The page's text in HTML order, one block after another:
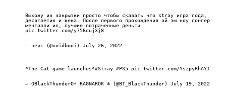
Выхожу из закрытки просто чтобы сказать что stray игра года,
десятлетия и века. После первого прохождения ай эм ноу лонгер
менталли ил, лучшие потраченные деньги
pic.twitter.com/y756cuj3j8
— черт (@voidbooi) July 26, 2022
*The Cat game launches*#Stray #PS5 pic.twitter.com/YszpyRhAYI
— OBlackThunderO⚡️ RAGNARÖK ❄️ (@BT_BlackThunder) July 19, 2022